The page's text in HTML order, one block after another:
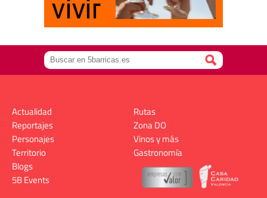
Actualidad
Reportajes
Personajes
Territorio
Rutas
Zona DO
Vinos y más
Gastronomía
Blogs
5B Events